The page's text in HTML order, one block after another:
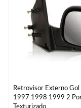
Retrovisor Externo
1997 1998 1999 2